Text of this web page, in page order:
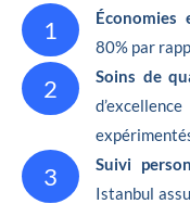
1 Économies
80% par
2 Soins de
3 Suivi
Istanbul